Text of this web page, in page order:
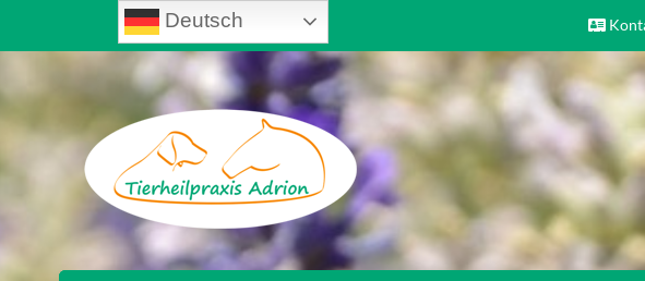
Tierheilpraxis Adrion
Ihr Tierheilpraktiker im Raum Freudenstadt, mit
Deutsch